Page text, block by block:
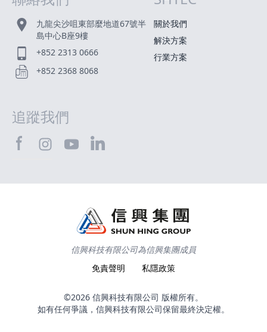
九龍尖沙咀東部麼地道67號半
島中心B座9樓
+852 2313 0666
+852 2368 8068
關於我們
解決方案
行業方案
追蹤我們
信興科技有限公司為信興集團成員
免責聲明
私隱政策
©2026 信興科技有限公司 版權所有。
如有任何爭議，信興科技有限公司保留最終決定權。